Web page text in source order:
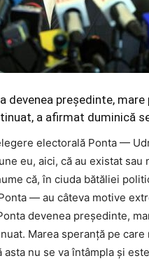
devenea președinte,
a afirmat duminică
electorală Ponta —
eu, aici, că au existat
că, în ciuda bătăliei
— au câteva motive
devenea președinte,
Marea speranță pe
nu se va întâmpla și